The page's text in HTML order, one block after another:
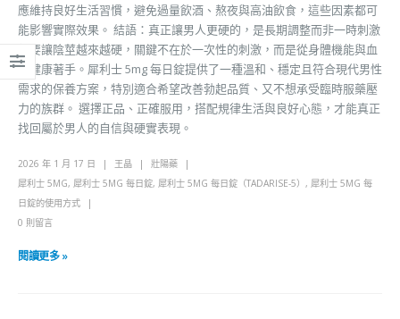
應維持良好生活習慣，避免過量飲酒、熬夜與高油飲食，這些因素都可
能影響實際效果。 結語：真正讓男人更硬的，是長期調整而非一時刺激
想要讓陰莖越來越硬，關鍵不在於一次性的刺激，而是從身體機能與血
管健康著手。犀利士 5mg 每日錠提供了一種溫和、穩定且符合現代男性
需求的保養方案，特別適合希望改善勃起品質、又不想承受臨時服藥壓
力的族群。 選擇正品、正確服用，搭配規律生活與良好心態，才能真正
找回屬於男人的自信與硬實表現。
2026 年 1 月 17 日 王晶
壯陽藥
犀利士 5MG, 犀利士 5MG 每日錠, 犀利士 5MG 每日錠（TADARISE-5） , 犀利士 5MG 每
日錠的使用方式
0 則留言
閱讀更多 »